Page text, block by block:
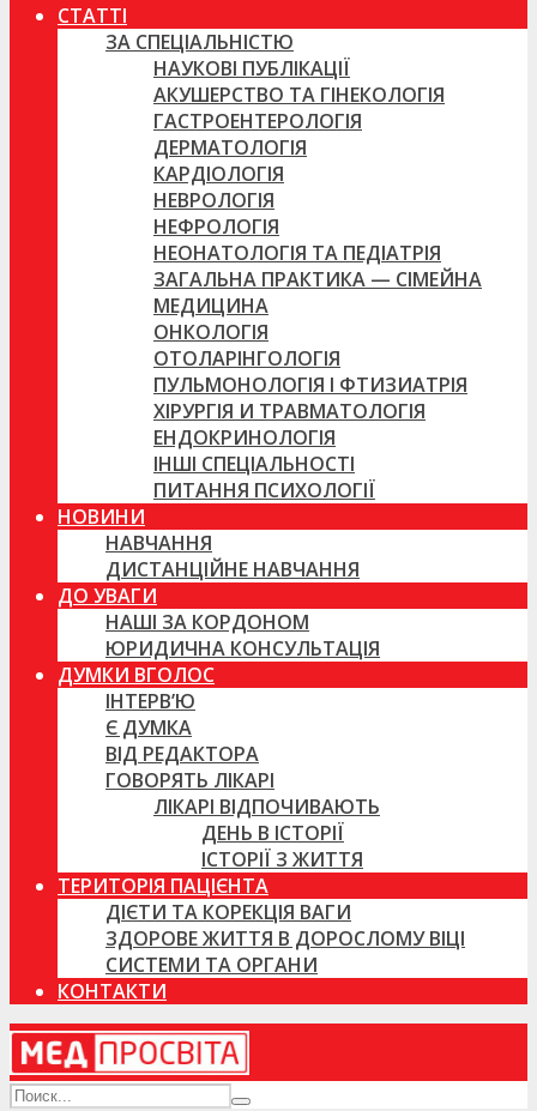
СТАТТІ
ЗА СПЕЦІАЛЬНІСТЮ
НАУКОВІ ПУБЛІКАЦІЇ
АКУШЕРСТВО ТА ГІНЕКОЛОГІЯ
ГАСТРОЕНТЕРОЛОГІЯ
ДЕРМАТОЛОГІЯ
КАРДІОЛОГІЯ
НЕВРОЛОГІЯ
НЕФРОЛОГІЯ
НЕОНАТОЛОГІЯ ТА ПЕДІАТРІЯ
ЗАГАЛЬНА ПРАКТИКА — СІМЕЙНА
МЕДИЦИНА
ОНКОЛОГІЯ
ОТОЛАРІНГОЛОГІЯ
ПУЛЬМОНОЛОГІЯ І ФТИЗИАТРІЯ
ХІРУРГІЯ И ТРАВМАТОЛОГІЯ
ЕНДОКРИНОЛОГІЯ
ІНШІ СПЕЦІАЛЬНОСТІ
ПИТАННЯ ПСИХОЛОГІЇ
НОВИНИ
НАВЧАННЯ
ДИСТАНЦІЙНЕ НАВЧАННЯ
ДО УВАГИ
НАШІ ЗА КОРДОНОМ
ЮРИДИЧНА КОНСУЛЬТАЦІЯ
ДУМКИ ВГОЛОС
ІНТЕРВ’Ю
Є ДУМКА
ВІД РЕДАКТОРА
ГОВОРЯТЬ ЛІКАРІ
ЛІКАРІ ВІДПОЧИВАЮТЬ
ДЕНЬ В ІСТОРІЇ
ІСТОРІЇ З ЖИТТЯ
ТЕРИТОРІЯ ПАЦІЄНТА
ДІЄТИ ТА КОРЕКЦІЯ ВАГИ
ЗДОРОВЕ ЖИТТЯ В ДОРОСЛОМУ ВІЦІ
СИСТЕМИ ТА ОРГАНИ
КОНТАКТИ